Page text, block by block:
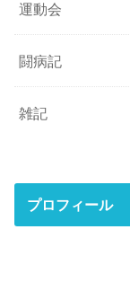
運動会
闘病記
雑記
プロフィール